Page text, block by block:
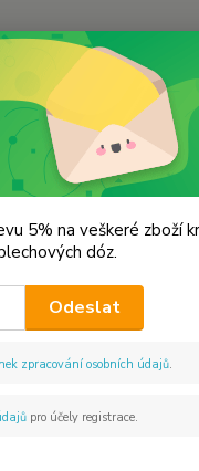
5% na veškeré zboží
dóz.
Odeslat
zpracování osobních údajů.
pro účely registrace.